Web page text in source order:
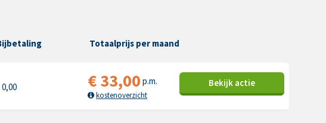
Totaalprijs per maand
0,00 €33,00 p.m.
kostenoverzicht
Bekijk actie